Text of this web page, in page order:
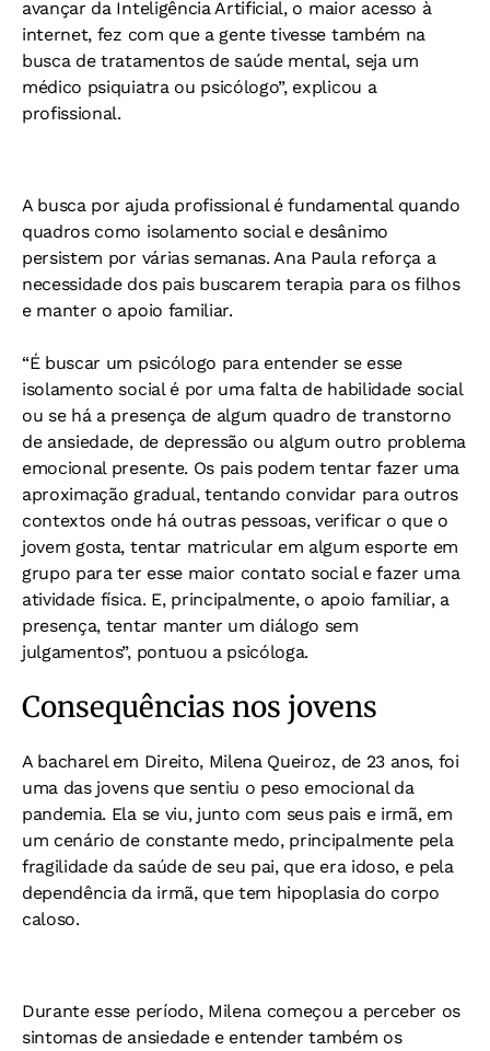
avançar da Inteligência Artificial, o maior acesso à
internet, fez com que a gente tivesse também na
busca de tratamentos de saúde mental, seja um
médico psiquiatra ou psicólogo”, explicou a
profissional.
A busca por ajuda profissional é fundamental quando
quadros como isolamento social e desânimo
persistem por várias semanas. Ana Paula reforça a
necessidade dos pais buscarem terapia para os filhos
e manter o apoio familiar.
“É buscar um psicólogo para entender se esse
isolamento social é por uma falta de habilidade social
ou se há a presença de algum quadro de transtorno
de ansiedade, de depressão ou algum outro problema
emocional presente. Os pais podem tentar fazer uma
aproximação gradual, tentando convidar para outros
contextos onde há outras pessoas, verificar o que o
jovem gosta, tentar matricular em algum esporte em
grupo para ter esse maior contato social e fazer uma
atividade física. E, principalmente, o apoio familiar, a
presença, tentar manter um diálogo sem
julgamentos”, pontuou a psicóloga.
Consequências nos jovens
A bacharel em Direito, Milena Queiroz, de 23 anos, foi
uma das jovens que sentiu o peso emocional da
pandemia. Ela se viu, junto com seus pais e irmã, em
um cenário de constante medo, principalmente pela
fragilidade da saúde de seu pai, que era idoso, e pela
dependência da irmã, que tem hipoplasia do corpo
caloso.
Durante esse período, Milena começou a perceber os
sintomas de ansiedade e entender também os